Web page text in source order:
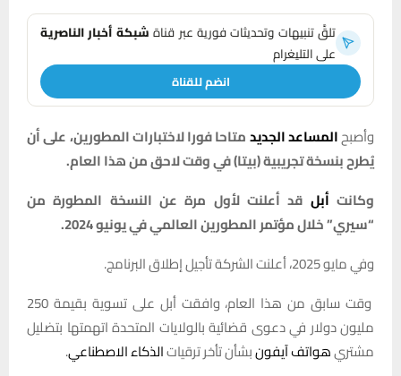
تلقَّ تنبيهات وتحديثات فورية عبر قناةشبكة أخبار الناصرية
على التليغرام
انضم للقناة
وأصبحالمساعد الجديدمتاحا فورا لاختبارات المطورين، على أن
يُطرح بنسخة تجريبية (بيتا) في وقت لاحق من هذا العام.
وكانتأبل قد أعلنت لأول مرة عن النسخة المطورة من
“سيري” خلال مؤتمر المطورين العالمي في يونيو 2024.
وفي مايو 2025، أعلنت الشركة تأجيل إطلاق البرنامج.
وقت سابق من هذا العام، وافقت أبل على تسوية بقيمة 250
مليون دولار في دعوى قضائية بالولايات المتحدة اتهمتها بتضليل
مشتريهواتف آيفونبشأن تأخر ترقياتالذكاء الاصطناعي.